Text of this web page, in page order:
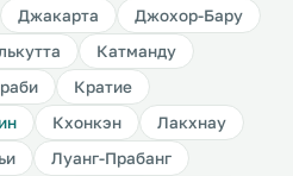
Джакарта
Джохор-Бару
Катманду
Кратие
Кхонкэн
Лакхнау
Луанг-Прабанг